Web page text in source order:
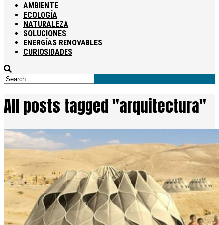
AMBIENTE
ECOLOGÍA
NATURALEZA
SOLUCIONES
ENERGÍAS RENOVABLES
CURIOSIDADES
All posts tagged "arquitectura"